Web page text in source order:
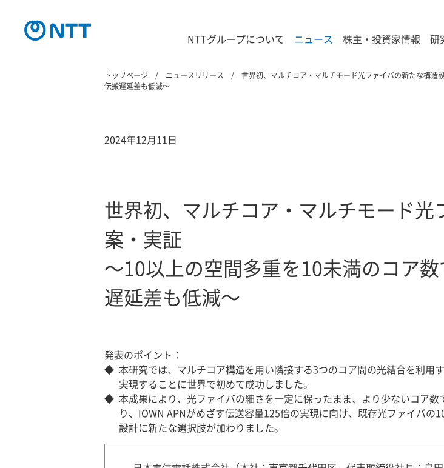
NTTグループについて ニュース 株主・投資家情報 研
トップページ ニュースリリース
世界初、マルチコア・マルチモード光ファイバの新たな構
伝搬遅延差も低減～
2024年12月11日
世界初、マルチコア・マルチモード
案・実証
～10以上の空間多重を10未満のコア
遅延差も低減～
発表のポイント：
◆ 本研究では、マルチコア構造を用い隣接する3つのコア間の光結合を利用
実現することに世界で初めて成功しました。
◆ 本成果により、光ファイバの細さを一定に保ったまま、より少ないコア
り、IOWN APNがめざす伝送容量125倍の実現に向け、既存光ファイバの
設計に新たな選択肢が加わりました。